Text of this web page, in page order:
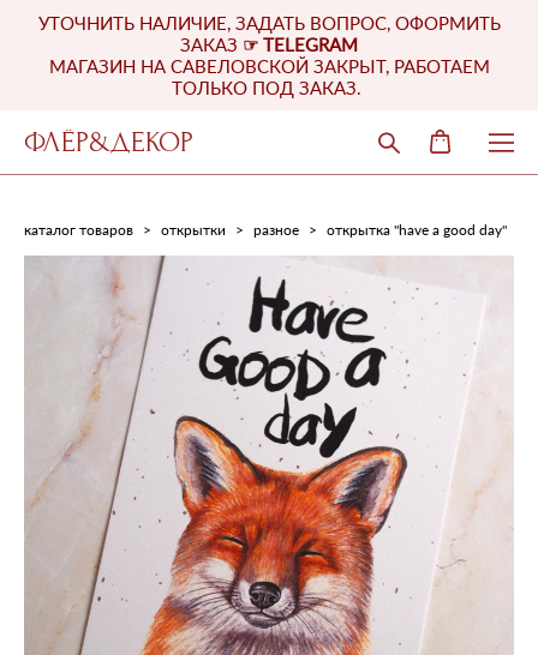
УТОЧНИТЬ НАЛИЧИЕ, ЗАДАТЬ ВОПРОС, ОФОРМИТЬ
ЗАКАЗ ☞ TELEGRAM
МАГАЗИН НА САВЕЛОВСКОЙ ЗАКРЫТ, РАБОТАЕМ
ТОЛЬКО ПОД ЗАКАЗ.
ФЛЁР&ДЕКОР
каталог товаров > открытки > разное > открытка "have a good day"